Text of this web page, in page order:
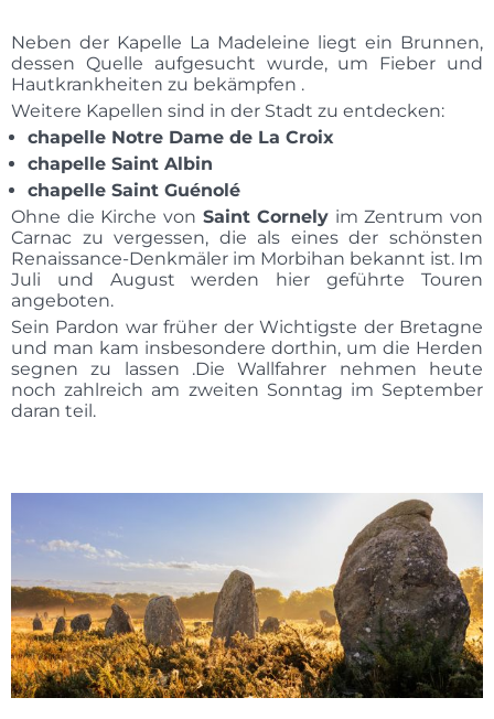
Neben der Kapelle La Madeleine liegt ein Brunnen,
dessen Quelle aufgesucht wurde, um Fieber und
Hautkrankheiten zu bekämpfen .
Weitere Kapellen sind in der Stadt zu entdecken:
chapelle Notre Dame de La Croix
chapelle Saint Albin
chapelle Saint Guénolé
Ohne die Kirche von Saint Cornely im Zentrum von
Carnac zu vergessen, die als eines der schönsten
Renaissance-Denkmäler im Morbihan bekannt ist. Im
Juli und August werden hier geführte Touren
angeboten.
Sein Pardon war früher der Wichtigste der Bretagne
und man kam insbesondere dorthin, um die Herden
segnen zu lassen .Die Wallfahrer nehmen heute
noch zahlreich am zweiten Sonntag im September
daran teil.